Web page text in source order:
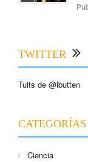
TWITTER
Tuits de @lbutten
CATEGORÍAS
Ciencia